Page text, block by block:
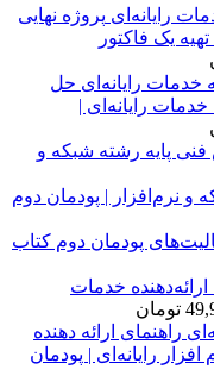
پروژه نهایی
یک فاکتور
حل
رایانه‌ای |
و نرم‌افزار | پودمان دوم
خدمات
تومان
راهنمای ارائه دهنده
رایانه‌ای | پودمان